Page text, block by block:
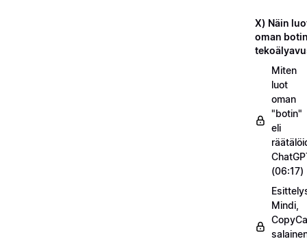
X) Näin
oman
Miten
luot
oman
"botin"
eli
(06:17)
Mindi,